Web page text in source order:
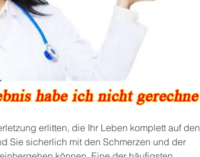
erlitten, die Ihr Leben komplett auf den
Sie sicherlich mit den Schmerzen und der